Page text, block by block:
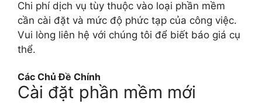
Chi phí dịch vụ tùy thuộc vào loại phần mềm
cần cài đặt và mức độ phức tạp của công việc.
Vui lòng liên hệ với chúng tôi để biết báo giá cụ
thể.
Các Chủ Đề Chính
Cài đặt phần mềm mới